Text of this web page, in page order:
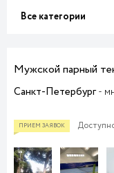
Все категории
Мужской парный
Санкт-Петербург-